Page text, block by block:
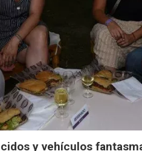
y vehículos